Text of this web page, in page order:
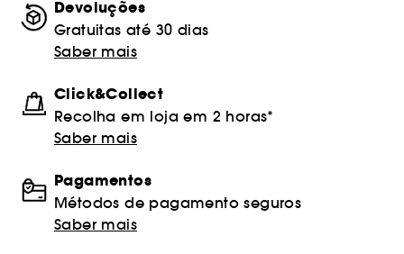
Devoluções
Gratuitas até 30 dias
Saber mais
Click&Collect
Recolha em loja em 2 horas*
Saber mais
Pagamentos
Métodos de pagamento seguros
Saber mais